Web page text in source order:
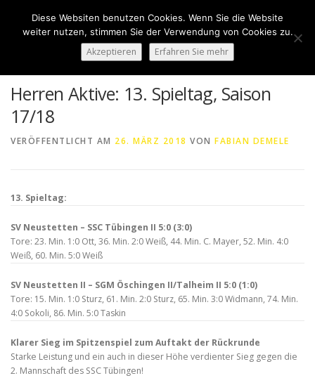
springen
Herren Aktive: 13. Spieltag, Saison
17/18
VERÖFFENTLICHT AM 26. MÄRZ 2018 VON FABIAN DEMELE
13. Spieltag:
SV Neustetten – SSC Tübingen II 5:0 (3:0)
Tore: 23. Min. 1:0 Ott, 36. Min. 2:0 Weiß, 44. Min. C. Mayer, 52. Min. 4:0
Weiß, 60. Min. 5:0 Weiß
SV Neustetten II – SGM Öschingen II/Talheim II 5:0 (1:0)
Tore: 15. Min. 1:0 Sturz, 61. Min. 2:0 Sturz, 65. Min. 3:0 Widmann, 74. Min.
4:0 Sokoli, 86. Min. 5:0 Taskin
Klarer Sieg im Spitzenspiel zum Auftakt der Rückrunde
Starke Leistung und ein auch in dieser Höhe verdienter Sieg gegen die
2. Mannschaft des SSC Tübingen!
Diese Websiten benutzen Cookies. Wenn Sie die Website
weiter nutzen, stimmen Sie der Verwendung von Cookies zu.
Akzeptieren Erfahren Sie mehr